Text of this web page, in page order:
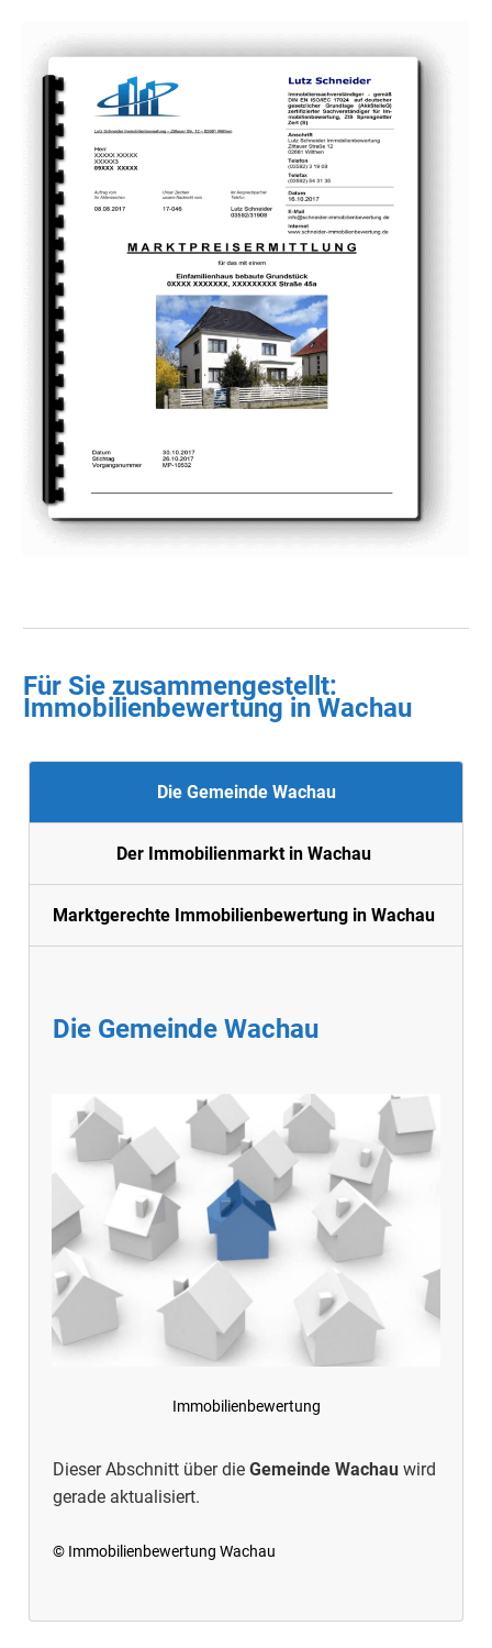
Für Sie zusammengestellt :
Immobilienbewertung in Wachau
Die Gemeinde Wachau
Der Immobilienmarkt in Wachau
Marktgerechte Immobilienbewertung in Wachau
Die Gemeinde Wachau
Immobilienbewertung
Dieser Abschnitt über die Gemeinde Wachau wird
gerade aktualisiert.
© Immobilienbewertung Wachau